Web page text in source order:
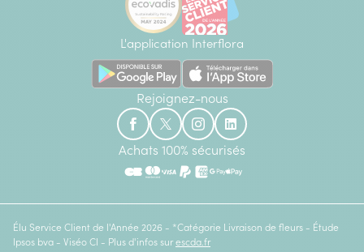
L'application Interflora
Rejoignez-nous
Achats 100% sécurisés
Élu Service Client de l'Année 2026 - *Catégorie Livraison de fleurs - Étude
Ipsos bva - Viséo CI - Plus d'infos sur escda.fr